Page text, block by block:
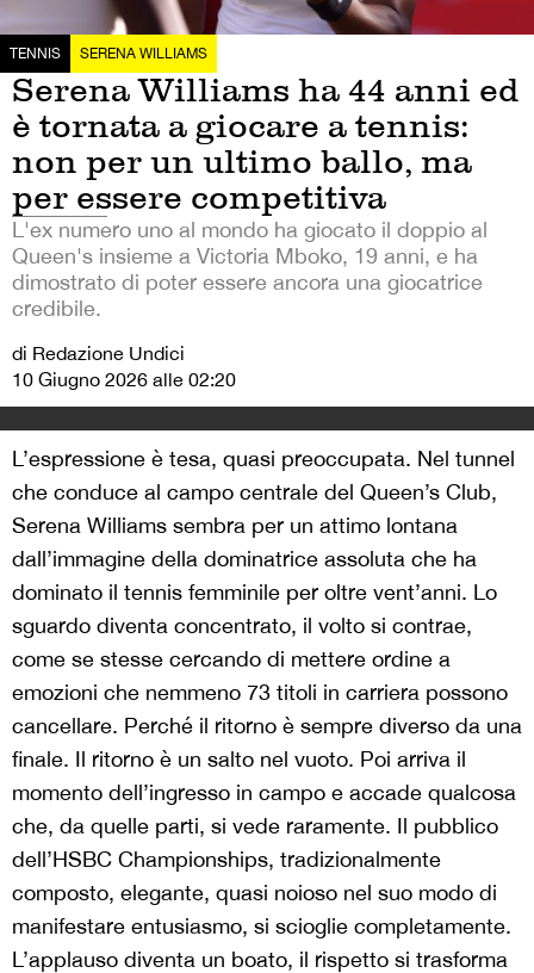
TENNIS SERENA WILLIAMS
Serena Williams ha 44 anni ed
è tornata a giocare a tennis:
non per un ultimo ballo, ma
per essere competitiva
L'ex numero uno al mondo ha giocato il doppio al
Queen's insieme a Victoria Mboko, 19 anni, e ha
dimostrato di poter essere ancora una giocatrice
credibile.
di Redazione Undici
10 Giugno 2026 alle 02:20
L’espressione è tesa, quasi preoccupata. Nel tunnel
che conduce al campo centrale del Queen’s Club,
Serena Williams sembra per un attimo lontana
dall’immagine della dominatrice assoluta che ha
dominato il tennis femminile per oltre vent’anni. Lo
sguardo diventa concentrato, il volto si contrae,
come se stesse cercando di mettere ordine a
emozioni che nemmeno 73 titoli in carriera possono
cancellare. Perché il ritorno è sempre diverso da una
finale. Il ritorno è un salto nel vuoto. Poi arriva il
momento dell’ingresso in campo e accade qualcosa
che, da quelle parti, si vede raramente. Il pubblico
dell’HSBC Championships, tradizionalmente
composto, elegante, quasi noioso nel suo modo di
manifestare entusiasmo, si scioglie completamente.
L’applauso diventa un boato, il rispetto si trasforma